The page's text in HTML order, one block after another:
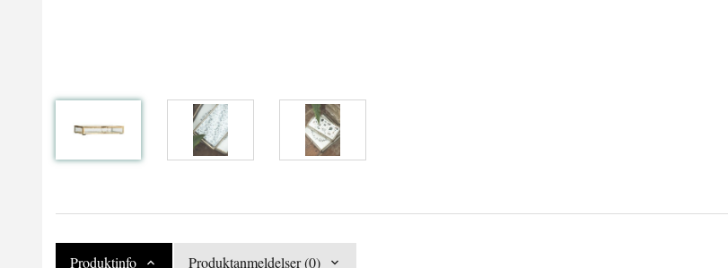
Produktinfo Produktanmeldelser (0)